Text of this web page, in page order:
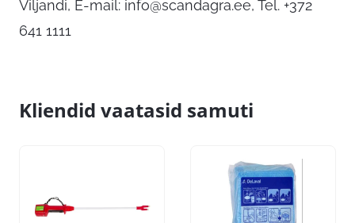
Viljandi, E-mail: info@scandagra.ee, Tel. +372
641 1111
Kliendid vaatasid samuti